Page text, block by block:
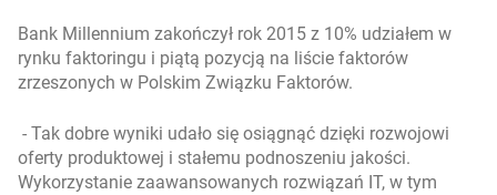
Bank Millennium zakończył rok 2015 z 10% udziałem w
rynku faktoringu i piątą pozycją na liście faktorów
zrzeszonych w Polskim Związku Faktorów.
- Tak dobre wyniki udało się osiągnąć dzięki rozwojowi
oferty produktowej i stałemu podnoszeniu jakości.
Wykorzystanie zaawansowanych rozwiązań IT, w tym